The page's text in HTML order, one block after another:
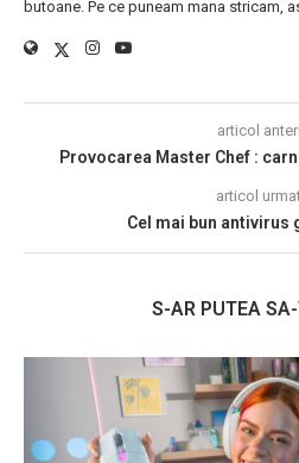
butoane. Pe ce puneam mana stricam,
articol
Provocarea Master Chef :
articol
Cel mai bun antivirus
S-AR PUTEA